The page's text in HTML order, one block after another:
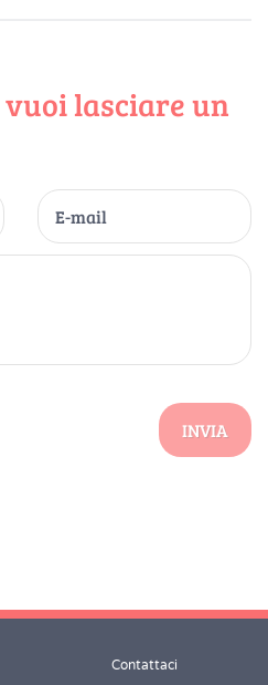
lasciare un
INVIA
Contattaci